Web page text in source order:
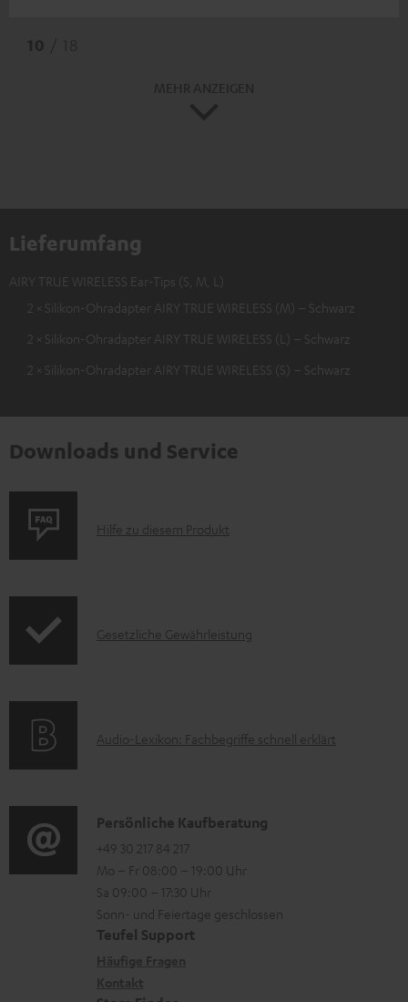
Lieferumfang
AIRY TRUE WIRELESS Ear-Tips (S, M, L)
2 × Silikon-Ohradapter AIRY TRUE WIRELESS (M) – Schwarz
2 × Silikon-Ohradapter AIRY TRUE WIRELESS (L) – Schwarz
2 × Silikon-Ohradapter AIRY TRUE WIRELESS (S) – Schwarz
Downloads und Service
P
u
A
Hilfe zu diesem Produkt
I
r
t
i
o
n
e
Gesetzliche Gewährleistung
A
i
o
-
L
e
Audio-Lexikon: Fachbegriffe schnell erklärt
K
o
n
t
a
Persönliche Kaufberatung
+49 30 217 84 217
Mo – Fr 08:00 – 19:00 Uhr
Sa 09:00 – 17:30 Uhr
Sonn- und Feiertage geschlossen
Teufel Support